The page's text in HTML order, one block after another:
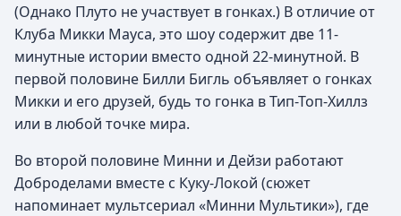
(Однако Плуто не участвует в гонках.) В отличие от
Клуба Микки Мауса, это шоу содержит две 11-
минутные истории вместо одной 22-минутной. В
первой половине Билли Бигль объявляет о гонках
Микки и его друзей, будь то гонка в Тип-Топ-Хиллз
или в любой точке мира.
Во второй половине Минни и Дейзи работают
Доброделами вместе с Куку-Локой (сюжет
напоминает мультсериал «Минни Мультики»), где